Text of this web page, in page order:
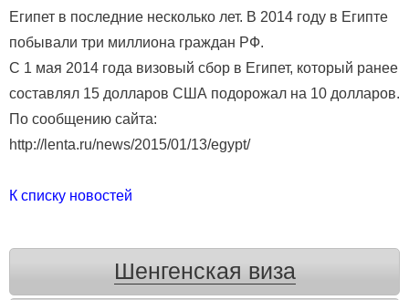
Египет в последние несколько лет. В 2014 году в Египте
побывали три миллиона граждан РФ.
С 1 мая 2014 года визовый сбор в Египет, который ранее
составлял 15 долларов США подорожал на 10 долларов.
По сообщению сайта:
http://lenta.ru/news/2015/01/13/egypt/
К списку новостей
Шенгенская виза